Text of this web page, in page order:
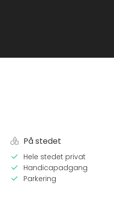
På stedet
Hele stedet privat
Handicapadgang
Parkering